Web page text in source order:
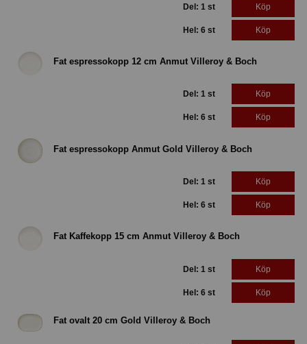
Del: 1 st Köp
Hel: 6 st Köp
Fat espressokopp 12 cm Anmut Villeroy & Boch
Del: 1 st Köp
Hel: 6 st Köp
Fat espressokopp Anmut Gold Villeroy & Boch
Del: 1 st Köp
Hel: 6 st Köp
Fat Kaffekopp 15 cm Anmut Villeroy & Boch
Del: 1 st Köp
Hel: 6 st Köp
Fat ovalt 20 cm Gold Villeroy & Boch